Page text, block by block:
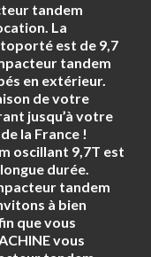
tandem
La
est de 9,7
tandem
en extérieur.
de votre
jusqu’à votre
la France !
oscillant 9,7T est
durée.
tandem
à bien
que vous
vous